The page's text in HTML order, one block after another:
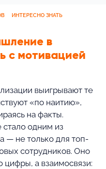
ИНТЕРЕСНО ЗНАТЬ
в
с мотивацией
выигрывают те
«по наитию»,
на факты.
одним из
— не только для топ-
сотрудников. Оно
цифры, а взаимосвязи: